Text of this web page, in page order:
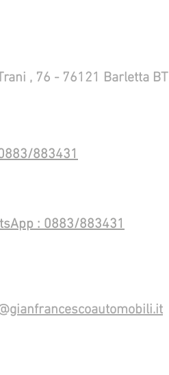
, 76 - 76121 Barletta BT
883431
: 0883/883431